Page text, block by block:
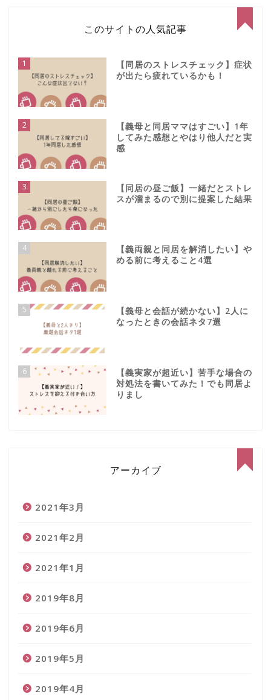
このサイトの人気記事
1
【同居のストレスチェック】症状
が出たら疲れているかも！
2
【義母と同居ママはすごい】1年
してみた感想とやはり他人だと実
感
3
【同居の昼ご飯】一緒だとストレ
スが溜まるので別に提案した結果
4
【義両親と同居を解消したい】や
める前に考えること4選
5
【義母と会話が続かない】2人に
なったときの会話ネタ7選
6
【義実家が超近い】苦手な場合の
対処法を書いてみた！でも同居よ
りまし
アーカイブ
2021年3月
2021年2月
2021年1月
2019年8月
2019年6月
2019年5月
2019年4月